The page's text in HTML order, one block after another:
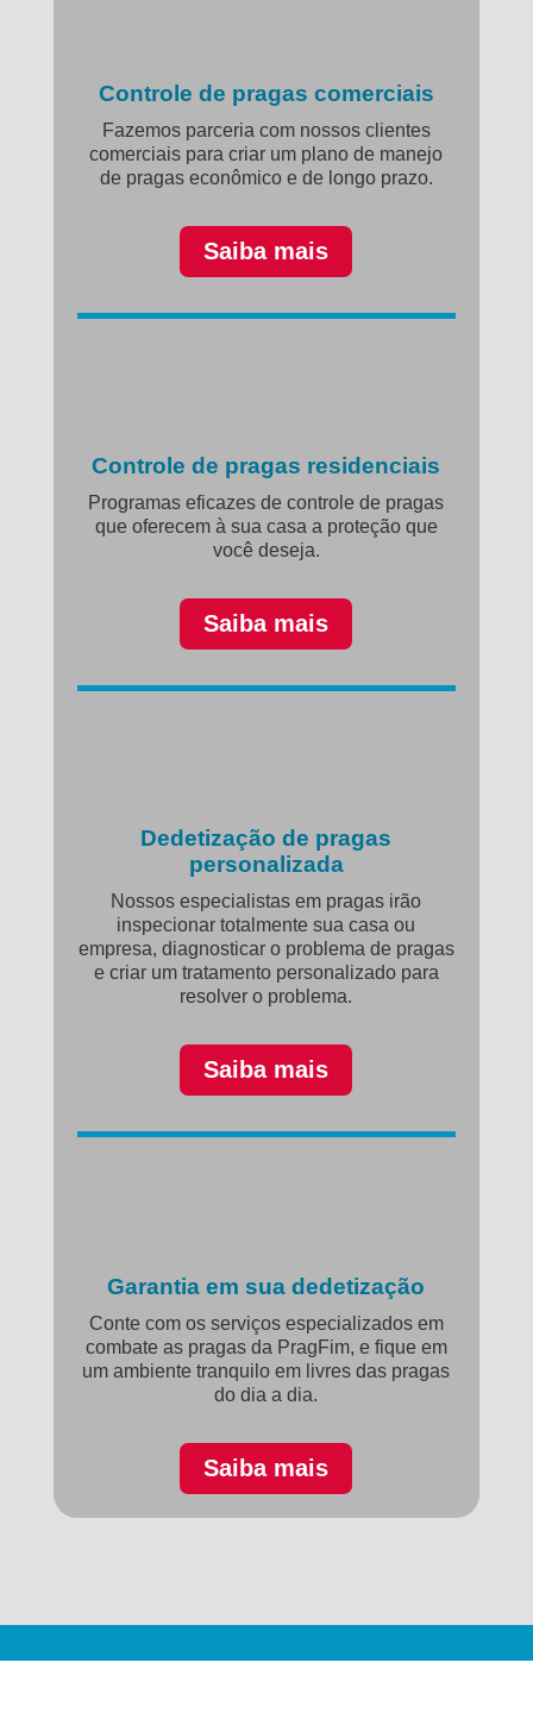
Controle de pragas comerciais
Fazemos parceria com nossos clientes
comerciais para criar um plano de manejo
de pragas econômico e de longo prazo.
Saiba mais
Controle de pragas residenciais
Programas eficazes de controle de pragas
que oferecem à sua casa a proteção que
você deseja.
Saiba mais
Dedetização de pragas
personalizada
Nossos especialistas em pragas irão
inspecionar totalmente sua casa ou
empresa, diagnosticar o problema de pragas
e criar um tratamento personalizado para
resolver o problema.
Saiba mais
Garantia em sua dedetização
Conte com os serviços especializados em
combate as pragas da PragFim, e fique em
um ambiente tranquilo em livres das pragas
do dia a dia.
Saiba mais